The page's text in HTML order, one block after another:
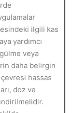
ilgili kas
yardımcı
veya
daha belirgin
hassas
doz ve